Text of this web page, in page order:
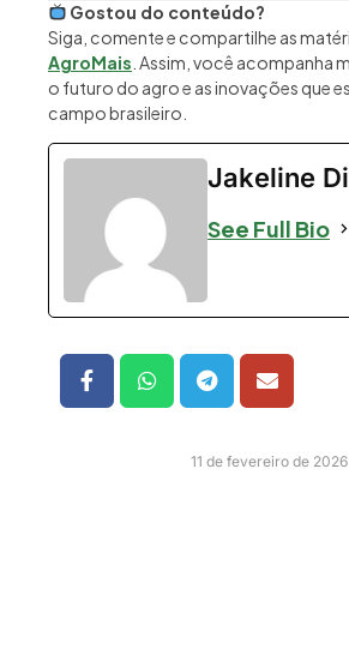
Gostou do conteúdo?
Siga, comente e compartilhe as
AgroMais . Assim, você acompanha
o futuro do agro e as inovações que
campo brasileiro.
Jakeline
See Full Bio
11 de fevereiro de 2026